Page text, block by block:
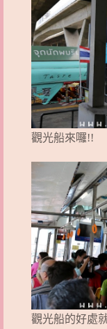
觀光船來囉!!
觀光船的好處